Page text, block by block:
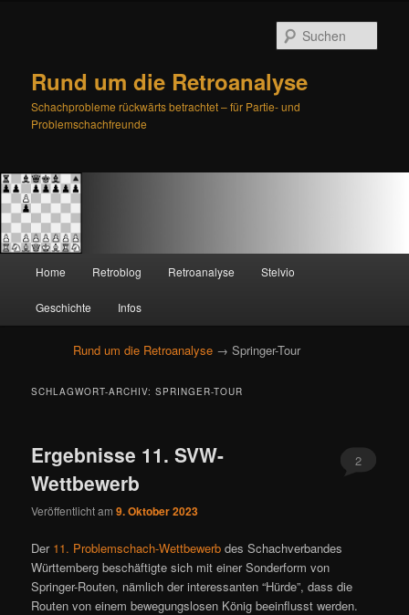
Rund um die Retroanalyse
Schachprobleme rückwärts betrachtet – für Partie- und
Problemschachfreunde
Zum
primären
Inhalt
springen
Zum
sekundären
Inhalt
springen
Home Retroblog Retroanalyse Stelvio
Geschichte Infos
Rund um die Retroanalyse → Springer-Tour
SCHLAGWORT-ARCHIV:SPRINGER-TOUR
Ergebnisse 11. SVW-
Wettbewerb
Veröffentlicht am9. Oktober 2023
2
Der 11. Problemschach-Wettbewerb des Schachverbandes
Württemberg beschäftigte sich mit einer Sonderform von
Springer-Routen, nämlich der interessanten “Hürde”, dass die
Routen von einem bewegungslosen König beeinflusst werden.